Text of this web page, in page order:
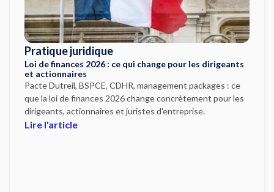
Pratique juridique
Loi de finances 2026 : ce qui change pour les dirigeants
et actionnaires
Pacte Dutreil, BSPCE, CDHR, management packages : ce
que la loi de finances 2026 change concrètement pour les
dirigeants, actionnaires et juristes d'entreprise.
Lire l'article